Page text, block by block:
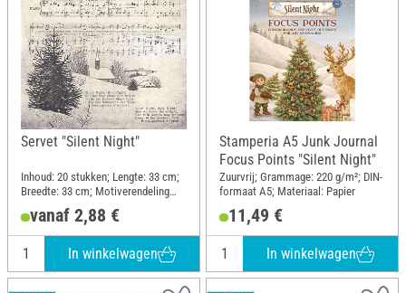
Servet "Silent Night"
Inhoud: 20 stukken; Lengte: 33 cm;
Breedte: 33 cm; Motiverendeling
kwartmotief; Materiaal: Papier
vanaf 2,88 €
In winkelwagen
Stamperia A5 Junk Journal
Focus Points "Silent Night"
Zuurvrij; Grammage: 220 g/m²; DIN-
formaat A5; Materiaal: Papier
11,49 €
In winkelwagen